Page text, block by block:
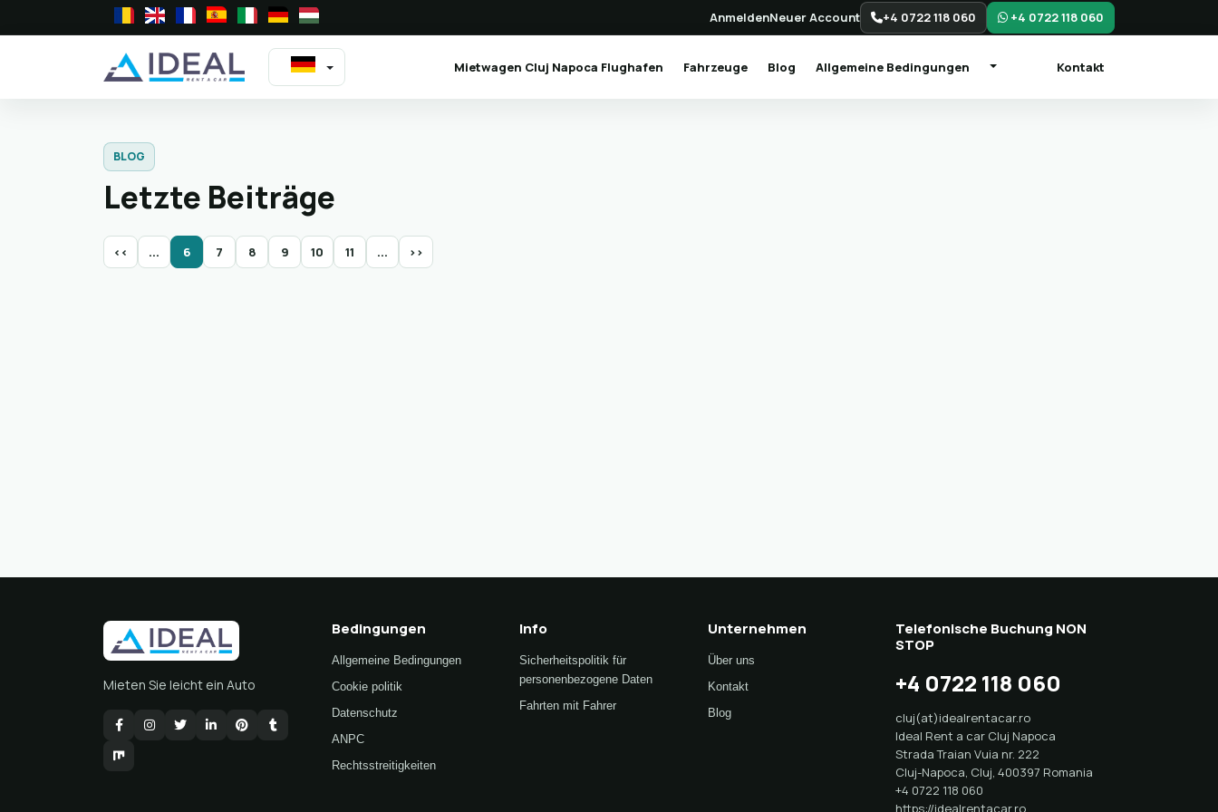
AnmeldenNeuer Account +4 0722 118 060 +4 0722 118 060
Mietwagen Cluj Napoca Flughafen (current)
Fahrzeuge Blog Allgemeine Bedingungen Kontakt
BLOG
Letzte Beiträge
<< ... 6 7 8 9 10 11 ... >>
Mieten Sie leicht ein Auto
Bedingungen
Allgemeine Bedingungen
Cookie politik
Datenschutz
ANPC
Rechtsstreitigkeiten
Info
Sicherheitspolitik für
personenbezogene Daten
Fahrten mit Fahrer
Unternehmen
Über uns
Kontakt
Blog
Telefonische Buchung NON
STOP
+4 0722 118 060
cluj(at)idealrentacar.ro
Ideal Rent a car Cluj Napoca
Strada Traian Vuia nr. 222
Cluj-Napoca, Cluj, 400397 Romania
+4 0722 118 060
https://idealrentacar.ro